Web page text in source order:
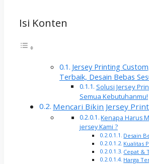
Isi Konten
Jersey Printing
Terbaik, Desain Bebas
Solusi Jersey
Semua Kebutuhanmu!
Mencari Bikin Jersey
Kenapa Harus
jersey Kami ?
Desain
Kualitas
Cepat &
Harga